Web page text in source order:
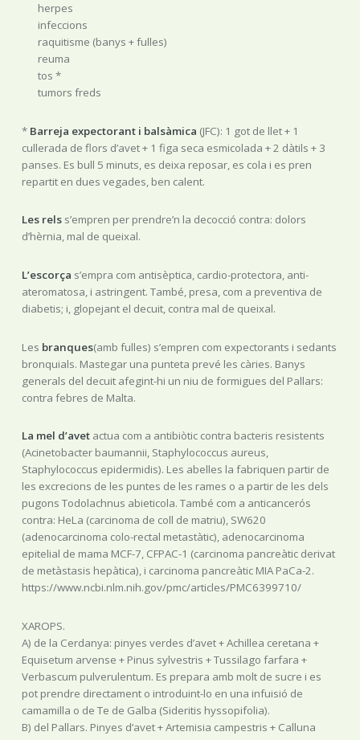
herpes
infeccions
raquitisme (banys + fulles)
reuma
tos *
tumors freds
* Barreja expectorant i balsàmica (JFC): 1 got de llet + 1
cullerada de flors d’avet + 1 figa seca esmicolada + 2 dàtils + 3
panses. Es bull 5 minuts, es deixa reposar, es cola i es pren
repartit en dues vegades, ben calent.
Les relss’empren per prendre’n la decocció contra: dolors
d’hèrnia, mal de queixal.
L’escorça s’empra com antisèptica, cardio-protectora, anti-
ateromatosa, i astringent. També, presa, com a preventiva de
diabetis; i, glopejant el decuit, contra mal de queixal.
Les branques(amb fulles) s’empren com expectorants i sedants
bronquials. Mastegar una punteta prevé les càries. Banys
generals del decuit afegint-hi un niu de formigues del Pallars:
contra febres de Malta.
La mel d’avetactua com a antibiòtic contra bacteris resistents
(Acinetobacter baumannii, Staphylococcus aureus,
Staphylococcus epidermidis). Les abelles la fabriquen partir de
les excrecions de les puntes de les rames o a partir de les dels
pugons Todolachnus abieticola. També com a anticancerós
contra: HeLa (carcinoma de coll de matriu), SW620
(adenocarcinoma colo-rectal metastàtic), adenocarcinoma
epitelial de mama MCF-7, CFPAC-1 (carcinoma pancreàtic derivat
de metàstasis hepàtica), i carcinoma pancreàtic MIA PaCa-2.
https://www.ncbi.nlm.nih.gov/pmc/articles/PMC6399710/
XAROPS.
A) de la Cerdanya: pinyes verdes d’avet + Achillea ceretana +
Equisetum arvense + Pinus sylvestris + Tussilago farfara +
Verbascum pulverulentum. Es prepara amb molt de sucre i es
pot prendre directament o introduint-lo en una infuisió de
camamilla o de Te de Galba (Sideritis hyssopifolia).
B) del Pallars. Pinyes d’avet + Artemisia campestris + Calluna